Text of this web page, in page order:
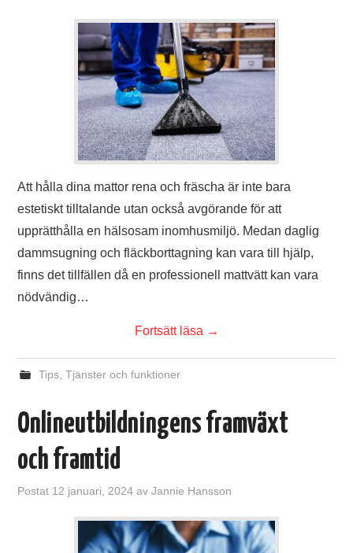
Att hålla dina mattor rena och fräscha är inte bara
estetiskt tilltalande utan också avgörande för att
upprätthålla en hälsosam inomhusmiljö. Medan daglig
dammsugning och fläckborttagning kan vara till hjälp,
finns det tillfällen då en professionell mattvätt kan vara
nödvändig…
Fortsätt läsa →
Tips, Tjänster och funktioner
Onlineutbildningens framväxt
och framtid
Postat 12 januari, 2024 avJannie Hansson